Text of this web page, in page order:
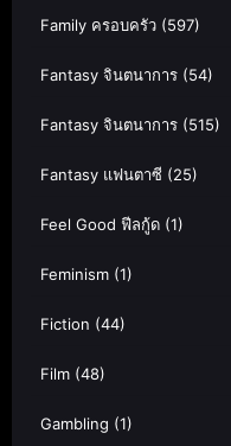
Family ครอบครัว (597)
Fantasy จินตนาการ (54)
Fantasy จินตนาการ (515)
Fantasy แฟนตาซี (25)
Feel Good ฟีลกู้ด (1)
Feminism (1)
Fiction (44)
Film (48)
Gambling (1)